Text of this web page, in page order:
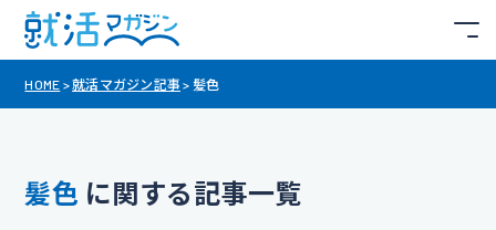
HOME >就活マガジン記事 > 髪色
髪色 に関する記事一覧